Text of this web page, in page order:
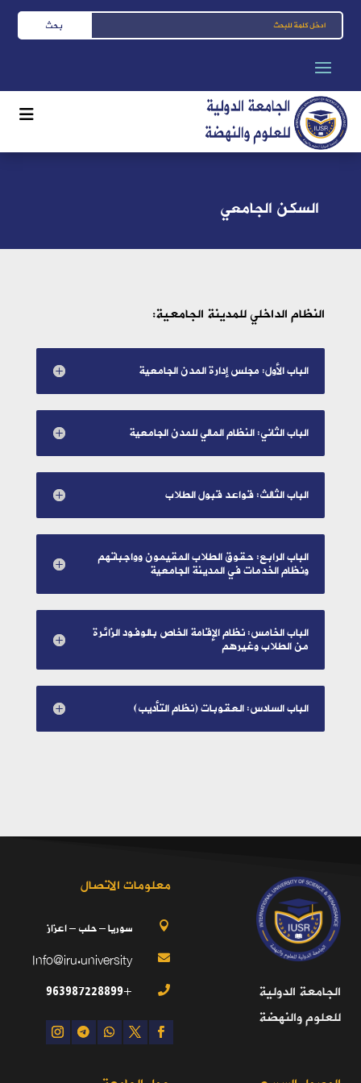
السكن الجامعي
النظام الداخلي للمدينة الجامعية:
الباب الأول: مجلس إدارة المدن الجامعية
الباب الثاني: النظام المالي للمدن الجامعية
الباب الثالث: قواعد قبول الطلاب
الباب الرابع: حقوق الطلاب المقيمون وواجباتهم
ونظام الخدمات في المدينة الجامعية
الباب الخامس: نظام الإقامة الخاص بالوفود الزائرة
من الطلاب وغيرهم
الباب السادس: العقوبات (نظام التأديب)
الجامعة الدولية
للعلوم والنهضة
معلومات الاتصال
 سوريا – حلب – اعزاز

Info@iru.university

+963987228899